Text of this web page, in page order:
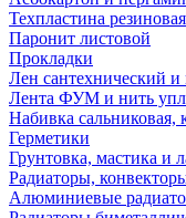
Техпластина резиновая
Паронит листовой
Прокладки
Лен сантехнический и
Лента ФУМ и нить
Набивка сальниковая,
Герметики
Грунтовка, мастика и
Радиаторы,
Алюминиевые